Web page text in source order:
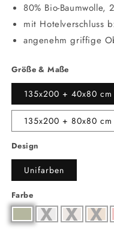
80% Bio-Baumwolle,
mit Hotelverschluss
angenehm griffige
Größe & Maße
135x200 + 40x80 cm
135x200 + 80x80 cm
Design
Unifarben
Farbe